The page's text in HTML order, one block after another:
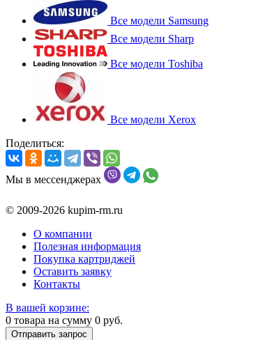
Все модели Samsung
Все модели Sharp
Все модели Toshiba
Все модели Xerox
Поделиться:
Мы в мессенджерах
© 2009-2026 kupim-rm.ru
О компании
Полезная информация
Покупка картриджей
Оставить заявку
Контакты
В вашей корзине:
0 товара на сумму 0 руб.
Отправить запрос